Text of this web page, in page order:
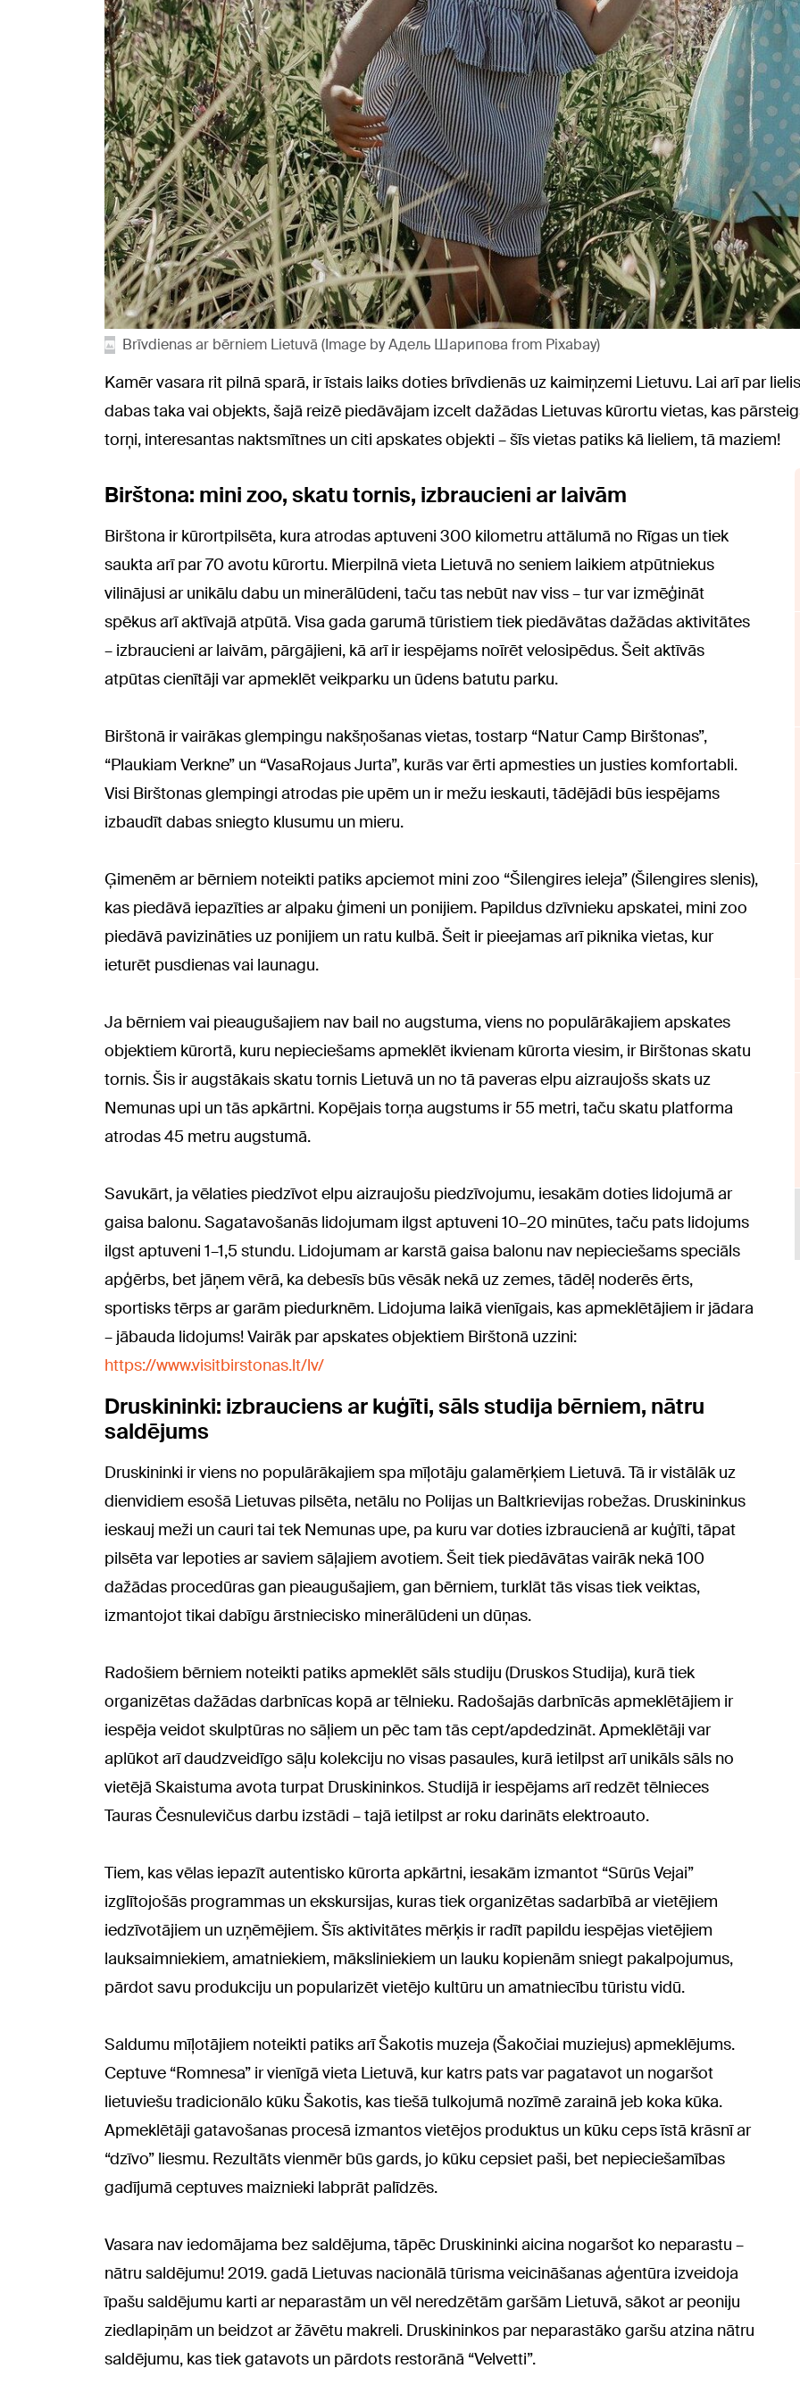
Brīvdienas ar bērniem Lietuvā (Image by Адель Шарипова from Pixabay)
Kamēr vasara rit pilnā sparā, ir īstais laiks doties brīvdienās uz kaimiņzemi Lietuvu. Lai arī par
dabas taka vai objekts, šajā reizē piedāvājam izcelt dažādas Lietuvas kūrortu vietas, kas
torņi, interesantas naktsmītnes un citi apskates objekti – šīs vietas patiks kā lieliem, tā maziem!
Birštona: mini zoo, skatu tornis, izbraucieni ar laivām
Birštona ir kūrortpilsēta, kura atrodas aptuveni 300 kilometru attālumā no Rīgas un tiek
saukta arī par 70 avotu kūrortu. Mierpilnā vieta Lietuvā no seniem laikiem atpūtniekus
vilinājusi ar unikālu dabu un minerālūdeni, taču tas nebūt nav viss – tur var izmēģināt
spēkus arī aktīvajā atpūtā. Visa gada garumā tūristiem tiek piedāvātas dažādas aktivitātes
– izbraucieni ar laivām, pārgājieni, kā arī ir iespējams noīrēt velosipēdus. Šeit aktīvās
atpūtas cienītāji var apmeklēt veikparku un ūdens batutu parku.
Birštonā ir vairākas glempingu nakšņošanas vietas, tostarp “Natur Camp Birštonas”,
“Plaukiam Verkne” un “VasaRojaus Jurta”, kurās var ērti apmesties un justies komfortabli.
Visi Birštonas glempingi atrodas pie upēm un ir mežu ieskauti, tādējādi būs iespējams
izbaudīt dabas sniegto klusumu un mieru.
Ģimenēm ar bērniem noteikti patiks apciemot mini zoo “Šilengires ieleja” (Šilengires slenis),
kas piedāvā iepazīties ar alpaku ģimeni un ponijiem. Papildus dzīvnieku apskatei, mini zoo
piedāvā pavizināties uz ponijiem un ratu kulbā. Šeit ir pieejamas arī piknika vietas, kur
ieturēt pusdienas vai launagu.
Ja bērniem vai pieaugušajiem nav bail no augstuma, viens no populārākajiem apskates
objektiem kūrortā, kuru nepieciešams apmeklēt ikvienam kūrorta viesim, ir Birštonas skatu
tornis. Šis ir augstākais skatu tornis Lietuvā un no tā paveras elpu aizraujošs skats uz
Nemunas upi un tās apkārtni. Kopējais torņa augstums ir 55 metri, taču skatu platforma
atrodas 45 metru augstumā.
Savukārt, ja vēlaties piedzīvot elpu aizraujošu piedzīvojumu, iesakām doties lidojumā ar
gaisa balonu. Sagatavošanās lidojumam ilgst aptuveni 10–20 minūtes, taču pats lidojums
ilgst aptuveni 1–1,5 stundu. Lidojumam ar karstā gaisa balonu nav nepieciešams speciāls
apģērbs, bet jāņem vērā, ka debesīs būs vēsāk nekā uz zemes, tādēļ noderēs ērts,
sportisks tērps ar garām piedurknēm. Lidojuma laikā vienīgais, kas apmeklētājiem ir jādara
– jābauda lidojums! Vairāk par apskates objektiem Birštonā uzzini:
https://www.visitbirstonas.lt/lv/
Druskininki: izbrauciens ar kuģīti, sāls studija bērniem, nātru
saldējums
Druskininki ir viens no populārākajiem spa mīļotāju galamērķiem Lietuvā. Tā ir vistālāk uz
dienvidiem esošā Lietuvas pilsēta, netālu no Polijas un Baltkrievijas robežas. Druskininkus
ieskauj meži un cauri tai tek Nemunas upe, pa kuru var doties izbraucienā ar kuģīti, tāpat
pilsēta var lepoties ar saviem sāļajiem avotiem. Šeit tiek piedāvātas vairāk nekā 100
dažādas procedūras gan pieaugušajiem, gan bērniem, turklāt tās visas tiek veiktas,
izmantojot tikai dabīgu ārstniecisko minerālūdeni un dūņas.
Radošiem bērniem noteikti patiks apmeklēt sāls studiju (Druskos Studija), kurā tiek
organizētas dažādas darbnīcas kopā ar tēlnieku. Radošajās darbnīcās apmeklētājiem ir
iespēja veidot skulptūras no sāļiem un pēc tam tās cept/apdedzināt. Apmeklētāji var
aplūkot arī daudzveidīgo sāļu kolekciju no visas pasaules, kurā ietilpst arī unikāls sāls no
vietējā Skaistuma avota turpat Druskininkos. Studijā ir iespējams arī redzēt tēlnieces
Tauras Česnulevičus darbu izstādi – tajā ietilpst ar roku darināts elektroauto.
Tiem, kas vēlas iepazīt autentisko kūrorta apkārtni, iesakām izmantot “Sūrūs Vejai”
izglītojošās programmas un ekskursijas, kuras tiek organizētas sadarbībā ar vietējiem
iedzīvotājiem un uzņēmējiem. Šīs aktivitātes mērķis ir radīt papildu iespējas vietējiem
lauksaimniekiem, amatniekiem, māksliniekiem un lauku kopienām sniegt pakalpojumus,
pārdot savu produkciju un popularizēt vietējo kultūru un amatniecību tūristu vidū.
Saldumu mīļotājiem noteikti patiks arī Šakotis muzeja (Šakočiai muziejus) apmeklējums.
Ceptuve “Romnesa” ir vienīgā vieta Lietuvā, kur katrs pats var pagatavot un nogaršot
lietuviešu tradicionālo kūku Šakotis, kas tiešā tulkojumā nozīmē zarainā jeb koka kūka.
Apmeklētāji gatavošanas procesā izmantos vietējos produktus un kūku ceps īstā krāsnī ar
“dzīvo” liesmu. Rezultāts vienmēr būs gards, jo kūku cepsiet paši, bet nepieciešamības
gadījumā ceptuves maiznieki labprāt palīdzēs.
Vasara nav iedomājama bez saldējuma, tāpēc Druskininki aicina nogaršot ko neparastu –
nātru saldējumu! 2019. gadā Lietuvas nacionālā tūrisma veicināšanas aģentūra izveidoja
īpašu saldējumu karti ar neparastām un vēl neredzētām garšām Lietuvā, sākot ar peoniju
ziedlapiņām un beidzot ar žāvētu makreli. Druskininkos par neparastāko garšu atzina nātru
saldējumu, kas tiek gatavots un pārdots restorānā “Velvetti”.